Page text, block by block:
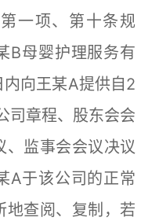
一项、第十条规
B母婴护理服务有
向王某A提供自2
司章程、股东会会
、监事会会议决议
A于该公司的正常
地查阅、复制，若